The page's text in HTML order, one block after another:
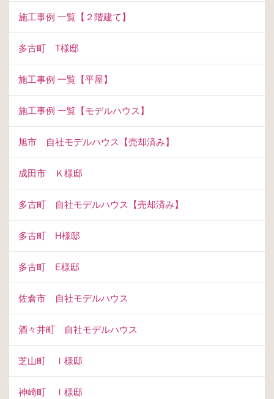
施工事例 一覧【２階建て】
多古町 T様邸
施工事例 一覧【平屋】
施工事例 一覧【モデルハウス】
旭市 自社モデルハウス【売却済み】
成田市 Ｋ様邸
多古町 自社モデルハウス【売却済み】
多古町 H様邸
多古町 E様邸
佐倉市 自社モデルハウス
酒々井町 自社モデルハウス
芝山町 Ｉ様邸
神崎町 Ｉ様邸